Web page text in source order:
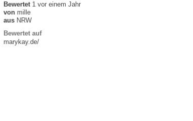
Bewertet 1 vor einem Jahr
von mille
aus NRW
Bewertet auf
marykay.de/